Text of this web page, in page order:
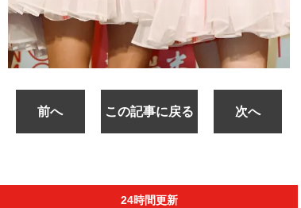
前へ この記事に戻る 次へ
24時間更新